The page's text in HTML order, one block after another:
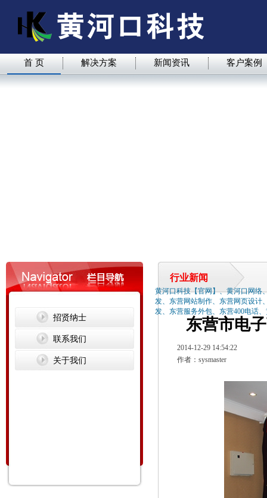
首 页 解决方案 新闻资讯 客户案例
招贤纳士
联系我们
关于我们
行业新闻
黄河口科技【官网】、黄河口网络
发、东营网站制作、东营网页设计
发、东营服务外包、东营400电话
东营市电
2014-12-29 14:54:22
作者：sysmaster